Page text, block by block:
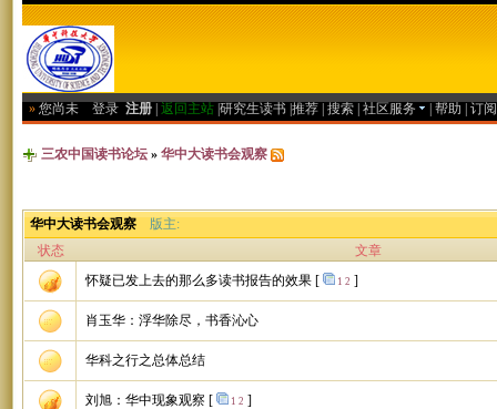
» 您尚未 登录 注册 返回主站 研究生读书 推荐 搜索 社区服务 帮助 订
三农中国读书论坛 » 华中大读书会观察
华中大读书会观察版主:
状态
文章
怀疑已发上去的那么多读书报告的效果 [ 1 2 ]
肖玉华：浮华除尽，书香沁心
华科之行之总体总结
刘旭：华中现象观察 [ 1 2 ]